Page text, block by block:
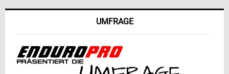
UMFRAGE